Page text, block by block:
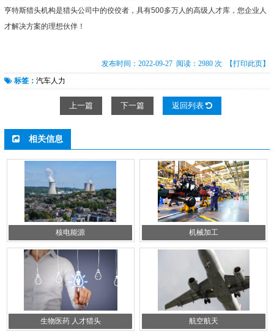
亨特斯猎头机构是猎头公司中的佼佼者，具有500多万人的高级人才库，您企业人
才解决方案的理想伙伴！
发布时间：2022-09-27 阅读：2980 次 【打印此页】
标签： 汽车人力
上一篇 下一篇 返回列表
相关信息
核电能源 机械加工
生物医药 人才猎头 航空航天